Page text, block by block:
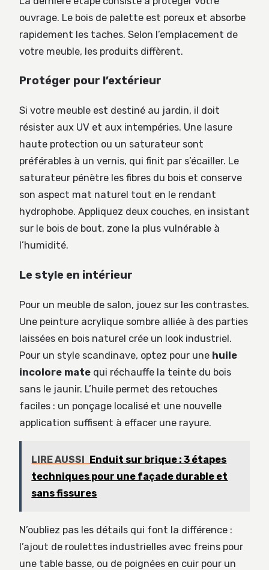
ouvrage. Le bois de palette est poreux et absorbe
rapidement les taches. Selon l’emplacement de
votre meuble, les produits diffèrent.
Protéger pour l’extérieur
Si votre meuble est destiné au jardin, il doit
résister aux UV et aux intempéries. Une lasure
haute protection ou un saturateur sont
préférables à un vernis, qui finit par s’écailler. Le
saturateur pénètre les fibres du bois et conserve
son aspect mat naturel tout en le rendant
hydrophobe. Appliquez deux couches, en insistant
sur le bois de bout, zone la plus vulnérable à
l’humidité.
Le style en intérieur
Pour un meuble de salon, jouez sur les contrastes.
Une peinture acrylique sombre alliée à des parties
laissées en bois naturel crée un look industriel.
Pour un style scandinave, optez pour une huile
incolore mate qui réchauffe la teinte du bois
sans le jaunir. L’huile permet des retouches
faciles : un ponçage localisé et une nouvelle
application suffisent à effacer une rayure.
LIRE AUSSI Enduit sur brique : 3 étapes
techniques pour une façade durable et
sans fissures
N’oubliez pas les détails qui font la différence :
l’ajout de roulettes industrielles avec freins pour
une table basse, ou de poignées en cuir pour un